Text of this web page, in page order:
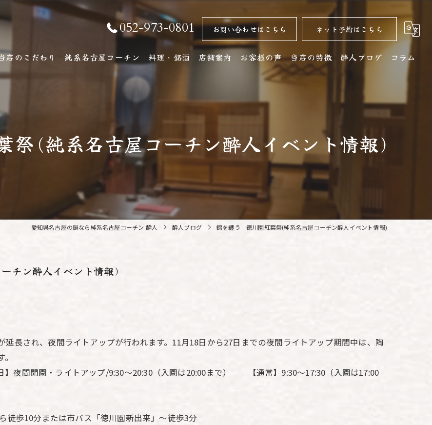
052-973-0801 お問い合わせはこちら ネット予約はこちら
店のこだわり 純系名古屋コーチン
純系名古屋コーチンとは
料理・銘酒
厳選銘酒・地元の銘酒
その他ドリンク
店舗案内
アクセス
お客様の声 当店の特徴
コース
ディナー
酔人ブログ コラム
(純系名古屋コーチン酔人イベント情報)
愛知県名古屋の鍋なら純系名古屋コーチン 酔人 酔人ブログ 錦を纏う 徳川園紅葉祭(純系名古屋コーチン酔人イベント情報)
チン酔人イベント情報)
長され、夜間ライトアップが行われます。11月18日から27日までの夜間ライトアップ期間中は、陶
夜間開園・ライトアップ/9:30～20:30（入園は20:00まで） 【通常】9:30～17:30（入園は17:00
徒歩10分または市バス「徳川園新出来」～徒歩3分